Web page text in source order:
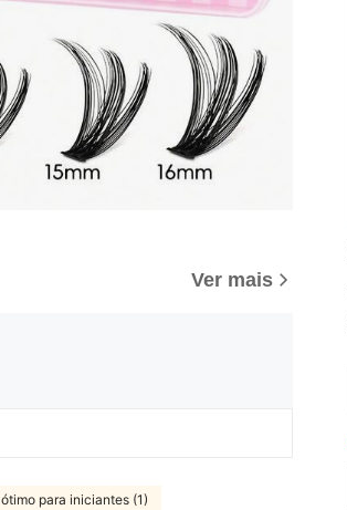
Ver mais
ótimo para iniciantes (1)